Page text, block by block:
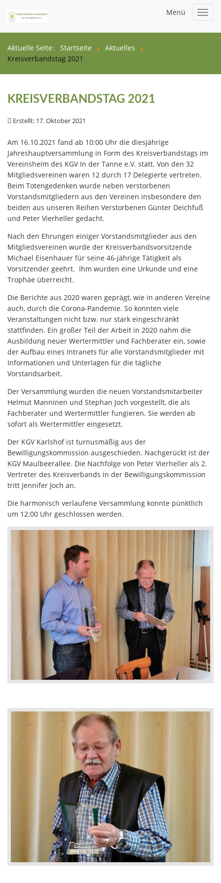
Menü
Aktuelle Seite: Startseite
Aktuelles
Kreisverbandstag 2021
KREISVERBANDSTAG 2021
Erstellt: 17. Oktober 2021
Am 16.10.2021 fand ab 10:00 Uhr die diesjährige
Jahreshauptversammlung in Form des Kreisverbandstags im
Vereinsheim des KGV In der Tanne e.V. statt. Von den 32
Mitgliedsvereinen waren 12 durch 17 Delegierte vertreten.
Beim Totengedenken wurde neben verstorbenen
Vorstandsmitgliedern aus den Vereinen insbesondere den
beiden aus unseren Reihen Verstorbenen Günter Deichfuß
und Peter Vierheller gedacht.
Nach den Ehrungen einiger Vorstandsmitglieder aus den
Mitgliedsvereinen wurde der Kreisverbandsvorsitzende
Michael Eisenhauer für seine 46-jährige Tätigkeit als
Vorsitzender geehrt. Ihm wurden eine Urkunde und eine
Trophäe überreicht.
Die Berichte aus 2020 waren geprägt, wie in anderen Vereine
auch, durch die Corona-Pandemie. So konnten viele
Veranstaltungen nicht bzw. nur stark eingeschränkt
stattfinden. Ein großer Teil der Arbeit in 2020 nahm die
Ausbildung neuer Wertermittler und Fachberater ein, sowie
der Aufbau eines Intranets für alle Vorstandsmitglieder mit
Informationen und Unterlagen für die tägliche
Vorstandsarbeit.
Der Versammlung wurden die neuen Vorstandsmitarbeiter
Helmut Manninen und Stephan Joch vorgestellt, die als
Fachberater und Wertermittler fungieren. Sie werden ab
sofort als Wertermittler eingesetzt.
Der KGV Karlshof ist turnusmäßig aus der
Bewilligungskommission ausgeschieden. Nachgerückt ist der
KGV Maulbeerallee. Die Nachfolge von Peter Vierheller als 2.
Vertreter des Kreisverbands in der Bewilligungskommission
tritt Jennifer Joch an.
Die harmonisch verlaufene Versammlung konnte pünktlich
um 12:00 Uhr geschlossen werden.